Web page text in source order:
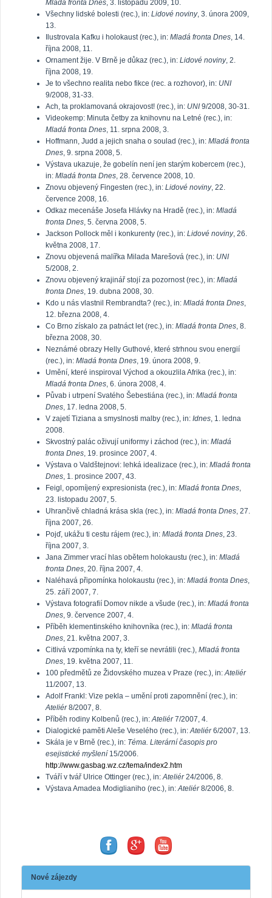
Mladá fronta Dnes, 3. listopadu 2009, 10.
Všechny lidské bolesti (rec.), in: Lidové noviny, 3. února 2009,
13.
Ilustrovala Kafku i holokaust (rec.), in: Mladá fronta Dnes, 14.
října 2008, 11.
Ornament žije. V Brně je důkaz (rec.), in: Lidové noviny, 2.
října 2008, 19.
Je to všechno realita nebo fikce (rec. a rozhovor), in: UNI
9/2008, 31-33.
Ach, ta proklamovaná okrajovost! (rec.), in: UNI9/2008, 30-31.
Videokemp: Minuta četby za knihovnu na Letné (rec.), in:
Mladá fronta Dnes, 11. srpna 2008, 3.
Hoffmann, Judd a jejich snaha o soulad (rec.), in: Mladá fronta
Dnes, 9. srpna 2008, 5.
Výstava ukazuje, že gobelín není jen starým kobercem (rec.),
in: Mladá fronta Dnes, 28. července 2008, 10.
Znovu objevený Fingesten (rec.), in: Lidové noviny, 22.
července 2008, 16.
Odkaz mecenáše Josefa Hlávky na Hradě (rec.), in: Mladá
fronta Dnes, 5. června 2008, 5.
Jackson Pollock měl i konkurenty (rec.), in: Lidové noviny, 26.
května 2008, 17.
Znovu objevená malířka Milada Marešová (rec.), in: UNI
5/2008, 2.
Znovu objevený krajinář stojí za pozornost (rec.), in: Mladá
fronta Dnes, 19. dubna 2008, 30.
Kdo u nás vlastnil Rembrandta? (rec.), in: Mladá fronta Dnes,
12. března 2008, 4.
Co Brno získalo za patnáct let (rec.), in: Mladá fronta Dnes, 8.
března 2008, 30.
Neznámé obrazy Helly Guthové, které strhnou svou energií
(rec.), in: Mladá fronta Dnes, 19. února 2008, 9.
Umění, které inspiroval Východ a okouzlila Afrika (rec.), in:
Mladá fronta Dnes, 6. února 2008, 4.
Půvab i utrpení Svatého Šebestiána (rec.), in: Mladá fronta
Dnes, 17. ledna 2008, 5.
V zajetí Tiziana a smyslnosti malby (rec.), in: Idnes, 1. ledna
2008.
Skvostný palác oživují uniformy i záchod (rec.), in: Mladá
fronta Dnes, 19. prosince 2007, 4.
Výstava o Valdštejnovi: lehká idealizace (rec.), in: Mladá fronta
Dnes, 1. prosince 2007, 43.
Feigl, opomíjený expresionista (rec.), in: Mladá fronta Dnes,
23. listopadu 2007, 5.
Uhrančivě chladná krása skla (rec.), in: Mladá fronta Dnes, 27.
října 2007, 26.
Pojď, ukážu ti cestu rájem (rec.), in: Mladá fronta Dnes, 23.
října 2007, 3.
Jana Zimmer vrací hlas obětem holokaustu (rec.), in: Mladá
fronta Dnes, 20. října 2007, 4.
Naléhavá připomínka holokaustu (rec.), in: Mladá fronta Dnes,
25. září 2007, 7.
Výstava fotografií Domov nikde a všude (rec.), in: Mladá fronta
Dnes, 9. července 2007, 4.
Příběh klementinského knihovníka (rec.), in: Mladá fronta
Dnes, 21. května 2007, 3.
Citlivá vzpomínka na ty, kteří se nevrátili (rec.), Mladá fronta
Dnes, 19. května 2007, 11.
100 předmětů ze Židovského muzea v Praze (rec.), in:Ateliér
11/2007, 13.
Adolf Frankl: Vize pekla – umění proti zapomnění (rec.), in:
Ateliér8/2007, 8.
Příběh rodiny Kolbenů (rec.), in:Ateliér7/2007, 4.
Dialogické paměti Aleše Veselého (rec.), in:Ateliér6/2007, 13.
Skála je v Brně (rec.), in: Téma. Literární časopis pro
esejistické myšlení 15/2006.
http://www.gasbag.wz.cz/tema/index2.htm
Tváří v tvář Ulrice Ottinger (rec.), in:Ateliér24/2006, 8.
Výstava Amadea Modiglianiho (rec.), in:Ateliér8/2006, 8.
Nové zájezdy